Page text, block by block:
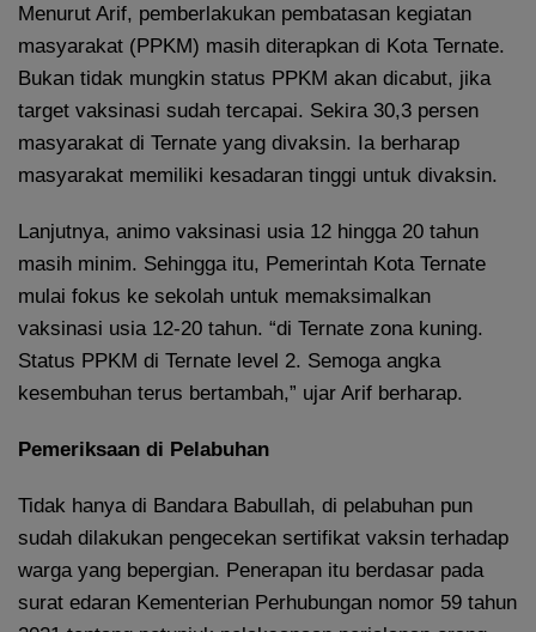
Menurut Arif, pemberlakukan pembatasan kegiatan
masyarakat (PPKM) masih diterapkan di Kota Ternate.
Bukan tidak mungkin status PPKM akan dicabut, jika
target vaksinasi sudah tercapai. Sekira 30,3 persen
masyarakat di Ternate yang divaksin. Ia berharap
masyarakat memiliki kesadaran tinggi untuk divaksin.
Lanjutnya, animo vaksinasi usia 12 hingga 20 tahun
masih minim. Sehingga itu, Pemerintah Kota Ternate
mulai fokus ke sekolah untuk memaksimalkan
vaksinasi usia 12-20 tahun. “di Ternate zona kuning.
Status PPKM di Ternate level 2. Semoga angka
kesembuhan terus bertambah,” ujar Arif berharap.
Pemeriksaan di Pelabuhan
Tidak hanya di Bandara Babullah, di pelabuhan pun
sudah dilakukan pengecekan sertifikat vaksin terhadap
warga yang bepergian. Penerapan itu berdasar pada
surat edaran Kementerian Perhubungan nomor 59 tahun